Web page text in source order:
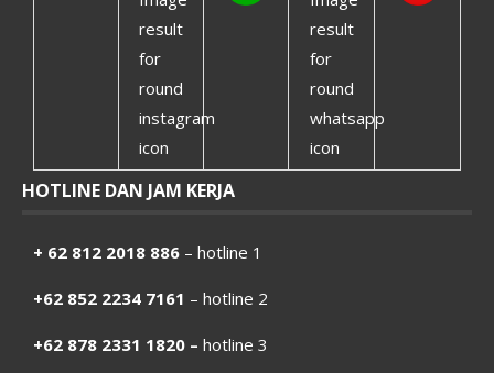
HOTLINE DAN JAM KERJA
+ 62 812 2018 886 – hotline 1
+62 852 2234 7161 – hotline 2
+62 878 2331 1820 – hotline 3